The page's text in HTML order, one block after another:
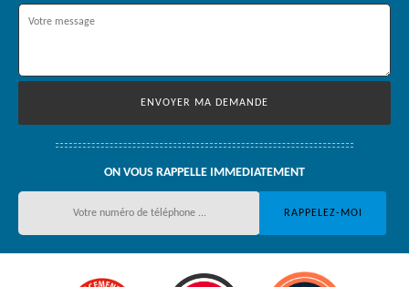
ON VOUS RAPPELLE IMMEDIATEMENT